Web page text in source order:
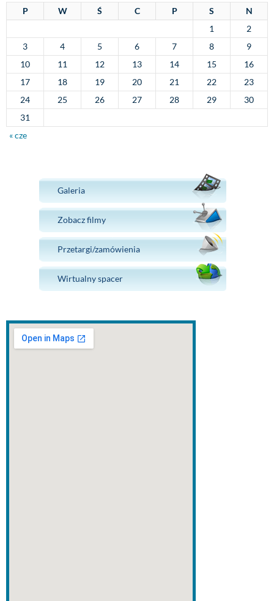
P W Ś C P S
N
1
2
3
4 5 6 7 8
9
10
11 12 13 14 15
16
17
18 19 20 21 22
23
24
25 26 27 28 29
30
31
« cze
Galeria
Zobacz filmy
Przetargi/zamówienia
Wirtualny spacer